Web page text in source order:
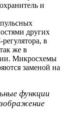
и
других
в
же в
Микросхемы
заменой на
функции